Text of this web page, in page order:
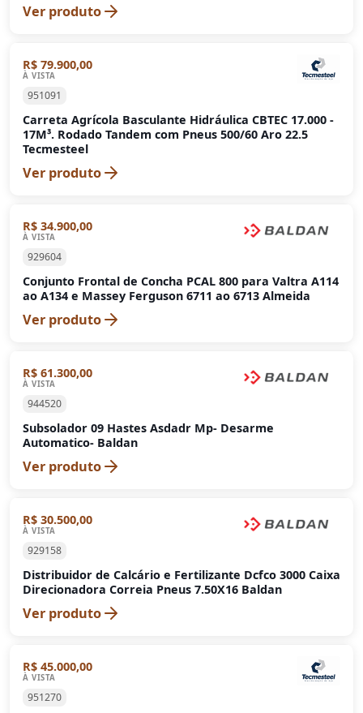
Ver produto
R$ 79.900,00
À VISTA
951091
Carreta Agrícola Basculante Hidráulica CBTEC 17.000 -
17M³. Rodado Tandem com Pneus 500/60 Aro 22.5
Tecmesteel
Ver produto
R$ 34.900,00
À VISTA
929604
Conjunto Frontal de Concha PCAL 800 para Valtra A114
ao A134 e Massey Ferguson 6711 ao 6713 Almeida
Ver produto
R$ 61.300,00
À VISTA
944520
Subsolador 09 Hastes Asdadr Mp- Desarme
Automatico- Baldan
Ver produto
R$ 30.500,00
À VISTA
929158
Distribuidor de Calcário e Fertilizante Dcfco 3000 Caixa
Direcionadora Correia Pneus 7.50X16 Baldan
Ver produto
R$ 45.000,00
À VISTA
951270